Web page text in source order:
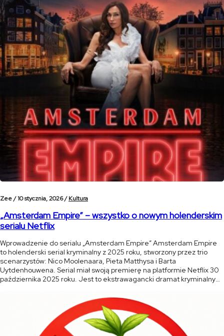
Zee /10 stycznia, 2026 /Kultura
„Amsterdam Empire” – wszystko o nowym holenderskim
serialu Netflix
Wprowadzenie do serialu „Amsterdam Empire” Amsterdam Empire
to holenderski serial kryminalny z 2025 roku, stworzony przez trio
scenarzystów: Nico Moolenaara, Pieta Matthysa i Barta
Uytdenhouwena. Serial miał swoją premierę na platformie Netflix 30
października 2025 roku. Jest to ekstrawagancki dramat kryminalny
konopnej. Serial łączy w sobie elementy dramatu rodzinnego, […]